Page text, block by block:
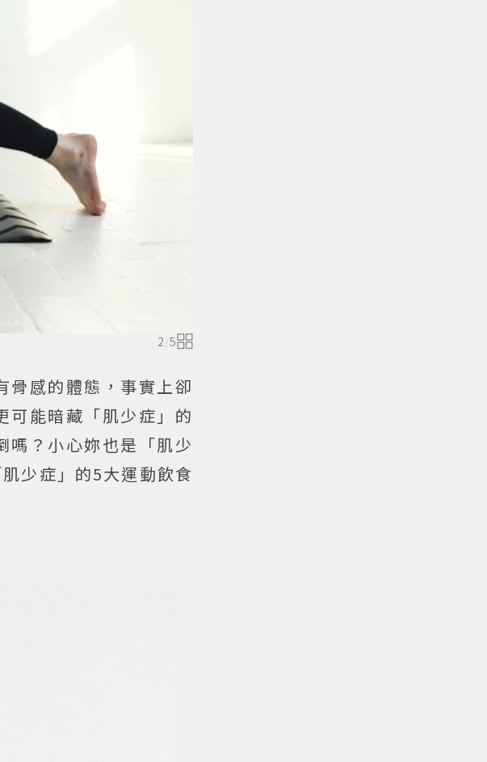
2/5
骨感的體態，事實上卻
可能暗藏「肌少症」的
嗎？小心妳也是「肌少
少症」的5大運動飲食